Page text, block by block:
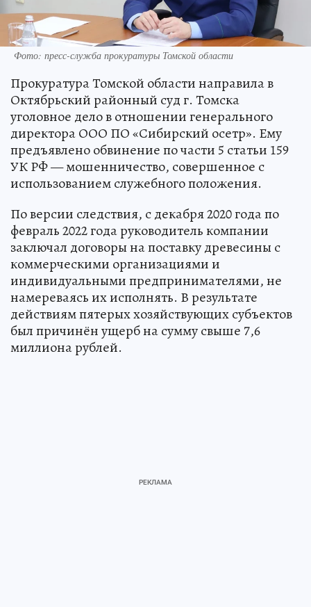
Фото: пресс-служба прокуратуры Томской области
Прокуратура Томской области направила в
Октябрьский районный суд г. Томска
уголовное дело в отношении генерального
директора ООО ПО «Сибирский осетр». Ему
предъявлено обвинение по части 5 статьи 159
УК РФ — мошенничество, совершенное с
использованием служебного положения.
По версии следствия, с декабря 2020 года по
февраль 2022 года руководитель компании
заключал договоры на поставку древесины с
коммерческими организациями и
индивидуальными предпринимателями, не
намереваясь их исполнять. В результате
действиям пятерых хозяйствующих субъектов
был причинён ущерб на сумму свыше 7,6
миллиона рублей.